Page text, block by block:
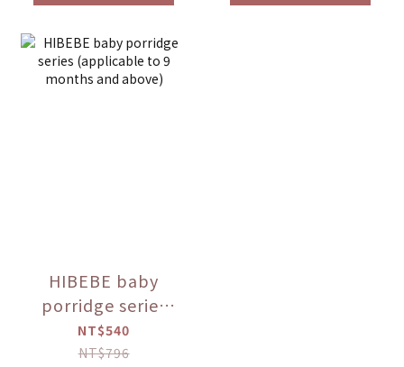
HIBEBE baby
porridge series
(applicable to 9
months and
NT$540
NT$796